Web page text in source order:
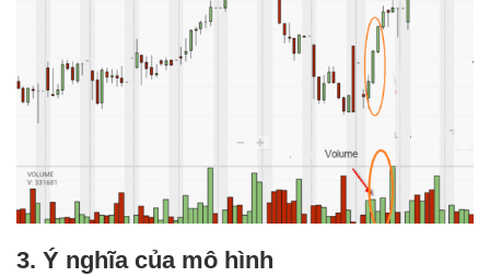
3. Ý nghĩa của mô hình